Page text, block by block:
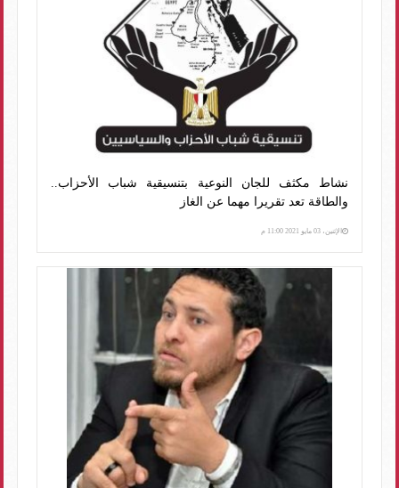
نشاط مكثف للجان النوعية بتنسيقية شباب الأحزاب..
والطاقة تعد تقريرا مهما عن الغاز
الإثنين، 03 مايو 2021 11:00 م